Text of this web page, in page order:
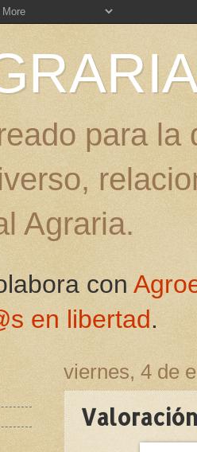
para
Agraria.
con
en libertad.
viernes, 4 de